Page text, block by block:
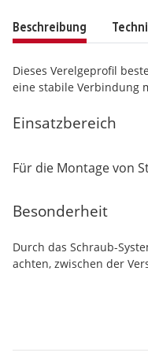
Beschreibung
Dieses Verelgeprofil
eine stabile Verbindung
Einsatzbereich
Für die Montage von
Besonderheit
Durch das Schraub-
achten, zwischen der